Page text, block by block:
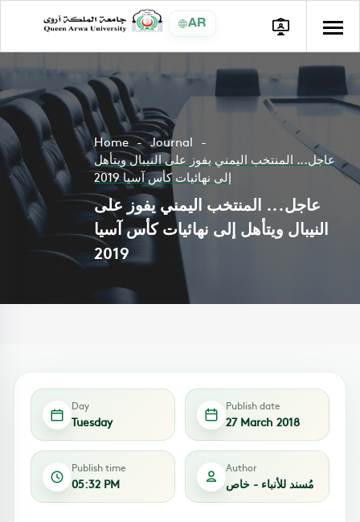
AR
Home
Journal
عاجل... المنتخب اليمني يفوز على النيبال ويتأهل
إلى نهائيات كأس آسيا 2019
عاجل... المنتخب اليمني يفوز على
النيبال ويتأهل إلى نهائيات كأس آسيا
2019
Day
Tuesday
Publish date
27 March 2018
Publish time
05:32 PM
Author
مُسند للأنباء - خاص